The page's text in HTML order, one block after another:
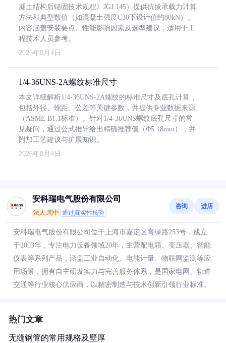
凝土结构后锚固技术规程》JGJ 145）提供抗拔承载力计算
方法和典型数值（如混凝土强度C30下设计值约80kN）。
内容涵盖安装要点、性能影响因素及选型建议，适用于工
程技术人员参考。
2026年8月4日
1/4-36UNS-2A螺纹标准尺寸
本文详细解析1/4-36UNS-2A螺纹的标准尺寸及底孔计算，
包括外径、螺距、公差等关键参数，并提供专业数据来源
（ASME B1.1标准）。针对1/4-36UNS螺纹底孔尺寸的常
见疑问，通过公式推导给出精确推荐值（Φ5.18mm），并
附加工艺建议与扩展知识。
2026年8月4日
安科瑞电气股份有限公司
法人:周中 通过真实性核验
咨询 进店
安科瑞电气股份有限公司位于上海市嘉定区育绿路253号，成立
于2003年，专注电力设备领域20年，主营配电箱、变压器、智能
仪表等系列产品，涵盖工业自动化、电能计量、物联网监测等应
用场景，拥有自主研发实力与完善服务体系，是国家电网、轨道
交通等行业核心供应商，以精密制造与技术创新引领行业标准。
热门文章
无缝钢管的常用规格及壁厚